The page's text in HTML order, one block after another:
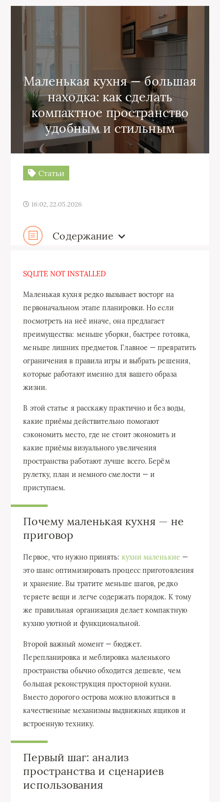
Маленькая кухня — большая
находка: как сделать
компактное пространство
удобным и стильным
Статьи
16:02, 22.05.2026
Содержание
SQLITE NOT INSTALLED
Маленькая кухня редко вызывает восторг на
первоначальном этапе планировки. Но если
посмотреть на неё иначе, она предлагает
преимущества: меньше уборки, быстрее готовка,
меньше лишних предметов. Главное — превратить
ограничения в правила игры и выбрать решения,
которые работают именно для вашего образа
жизни.
В этой статье я расскажу практично и без воды,
какие приёмы действительно помогают
сэкономить место, где не стоит экономить и
какие приёмы визуального увеличения
пространства работают лучше всего. Берём
рулетку, план и немного смелости — и
приступаем.
Почему маленькая кухня — не
приговор
Первое, что нужно принять: кухни маленькие —
это шанс оптимизировать процесс приготовления
и хранение. Вы тратите меньше шагов, редко
теряете вещи и легче содержать порядок. К тому
же правильная организация делает компактную
кухню уютной и функциональной.
Второй важный момент — бюджет.
Перепланировка и меблировка маленького
пространства обычно обходится дешевле, чем
большая реконструкция просторной кухни.
Вместо дорогого острова можно вложиться в
качественные механизмы выдвижных ящиков и
встроенную технику.
Первый шаг: анализ
пространства и сценариев
использования